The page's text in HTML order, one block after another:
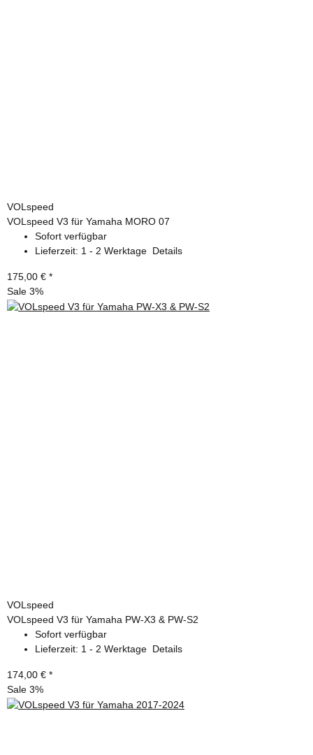
VOLspeed
VOLspeed V3 für Yamaha MORO 07
Sofort verfügbar
Lieferzeit: 1 - 2 Werktage Details
175,00 € *
Sale 3%
VOLspeed
VOLspeed V3 für Yamaha PW-X3 & PW-S2
Sofort verfügbar
Lieferzeit: 1 - 2 Werktage Details
174,00 € *
Sale 3%